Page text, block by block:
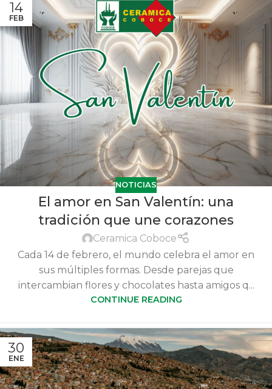
14
FEB
NOTICIAS
El amor en San Valentín: una
tradición que une corazones
Ceramica Coboce
Cada 14 de febrero, el mundo celebra el amor en
sus múltiples formas. Desde parejas que
intercambian flores y chocolates hasta amigos q...
CONTINUE READING
30
ENE